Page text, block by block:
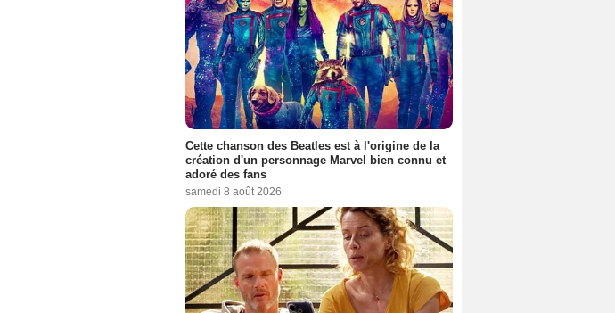
Cette chanson des Beatles est à l'origine de la
création d'un personnage Marvel bien connu et
adoré des fans
samedi 8 août 2026